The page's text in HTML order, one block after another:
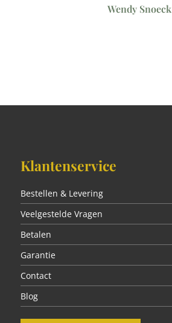
Wendy Snoeck
Klantenservice
Bestellen & Levering
Veelgestelde Vragen
Betalen
Garantie
Contact
Blog